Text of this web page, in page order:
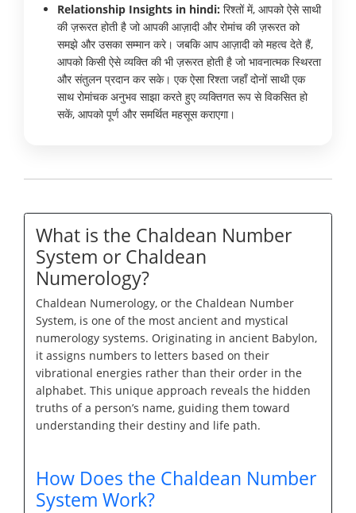
Relationship Insights in hindi: रिश्तों में, आपको ऐसे साथी
की ज़रूरत होती है जो आपकी आज़ादी और रोमांच की ज़रूरत को
समझे और उसका सम्मान करे। जबकि आप आज़ादी को महत्व देते हैं,
आपको किसी ऐसे व्यक्ति की भी ज़रूरत होती है जो भावनात्मक स्थिरता
और संतुलन प्रदान कर सके। एक ऐसा रिश्ता जहाँ दोनों साथी एक
साथ रोमांचक अनुभव साझा करते हुए व्यक्तिगत रूप से विकसित हो
सकें, आपको पूर्ण और समर्थित महसूस कराएगा।
What is the Chaldean Number
System or Chaldean
Numerology?
Chaldean Numerology, or the Chaldean Number
System, is one of the most ancient and mystical
numerology systems. Originating in ancient Babylon,
it assigns numbers to letters based on their
vibrational energies rather than their order in the
alphabet. This unique approach reveals the hidden
truths of a person’s name, guiding them toward
understanding their destiny and life path.
How Does the Chaldean Number
System Work?